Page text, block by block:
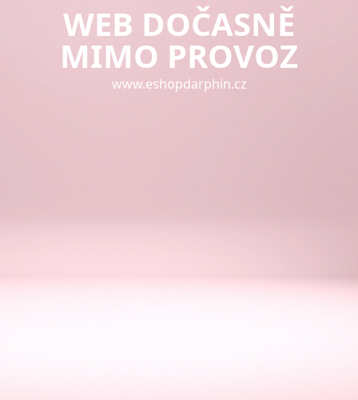
WEB DOČASNĚ
MIMO PROVOZ
www.eshopdarphin.cz